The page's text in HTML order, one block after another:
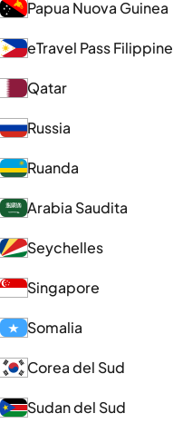
Papua Nuova Guinea
eTravel Pass Filippine
Qatar
Russia
Ruanda
Arabia Saudita
Seychelles
Singapore
Somalia
Corea del Sud
Sudan del Sud